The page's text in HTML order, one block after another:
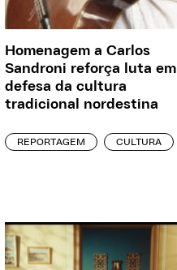
Homenagem a Carlos
Sandroni reforça luta em
defesa da cultura
tradicional nordestina
REPORTAGEM CULTURA